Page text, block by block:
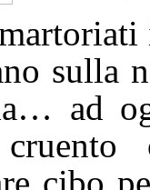
sulla
ad
cibo